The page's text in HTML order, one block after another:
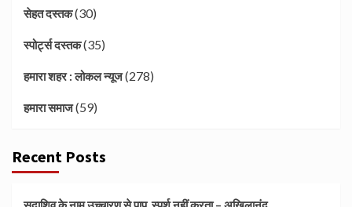
सेहत दस्तक(30)
स्पोर्ट्स दस्तक(35)
हमारा शहर : लोकल न्यूज(278)
हमारा समाज(59)
Recent Posts